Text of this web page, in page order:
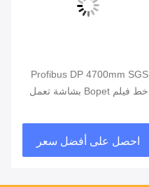
Profibus DP 4700mm SGS
خط فيلم Bopet بشاشة تعمل
احصل على أفضل سعر